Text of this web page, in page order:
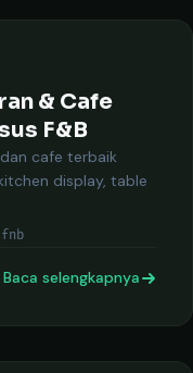
& Cafe
F&B
cafe terbaik
display, table
Baca selengkapnya